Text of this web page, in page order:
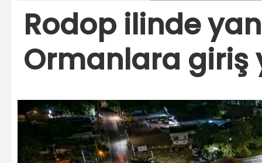
Rodop ilinde
Ormanlara giriş